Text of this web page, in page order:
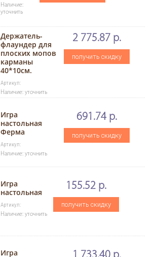
Наличие:
уточнить
Держатель-
флаундер для
плоских мопов
карманы
40*10см.
Артикул:
Наличие: уточнить
2 775.87 р.
получить скидку
Игра
настольная
Ферма
Артикул:
Наличие: уточнить
691.74 р.
получить скидку
Игра
настольная
Артикул:
Наличие: уточнить
155.52 р.
получить скидку
Игра